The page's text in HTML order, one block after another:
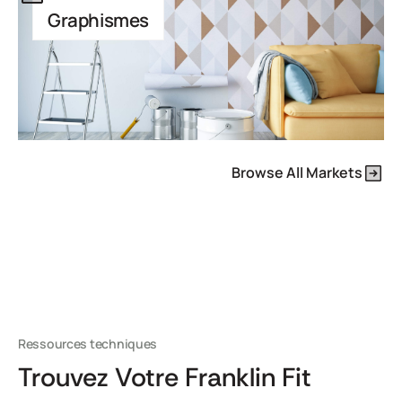
Graphismes
Browse All Markets
Ressources techniques
Trouvez Votre Franklin Fit